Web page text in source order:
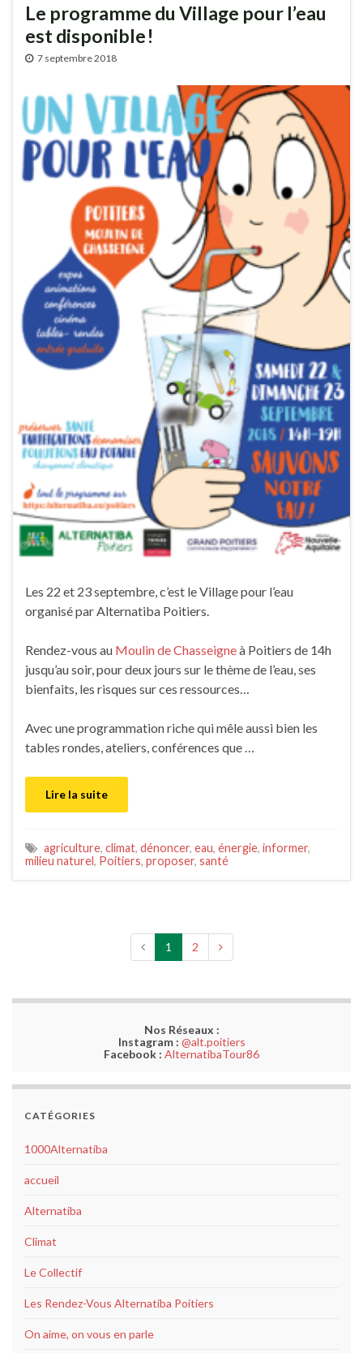
Le programme du Village pour l’eau
est disponible !
7 septembre 2018
Les 22 et 23 septembre, c’est le Village pour l’eau
organisé par Alternatiba Poitiers.
Rendez-vous au Moulin de Chasseigneà Poitiers de 14h
jusqu’au soir, pour deux jours sur le thème de l’eau, ses
bienfaits, les risques sur ces ressources…
Avec une programmation riche qui mêle aussi bien les
tables rondes, ateliers, conférences que …
Lire la suite
agriculture, climat, dénoncer, eau, énergie, informer,
milieu naturel, Poitiers, proposer, santé
1 2
Nos Réseaux :
Instagram : @alt.poitiers
Facebook : AlternatibaTour86
CATÉGORIES
1000Alternatiba
accueil
Alternatiba
Climat
Le Collectif
Les Rendez-Vous Alternatiba Poitiers
On aime, on vous en parle